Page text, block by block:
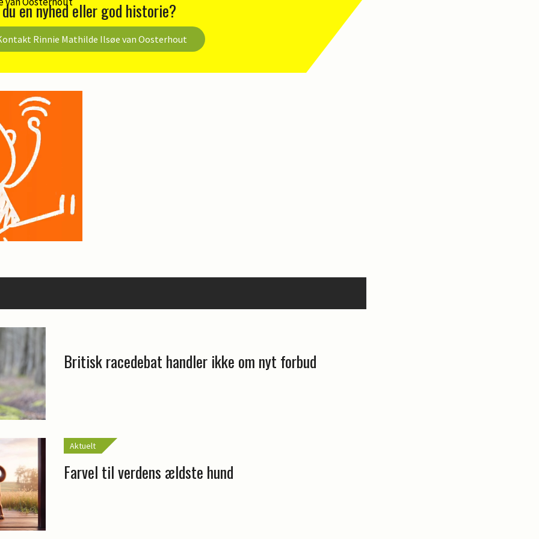
en nyhed eller god historie?
Rinnie Mathilde Ilsøe van Oosterhout
Britisk racedebat handler ikke om nyt forbud
Aktuelt
Farvel til verdens ældste hund